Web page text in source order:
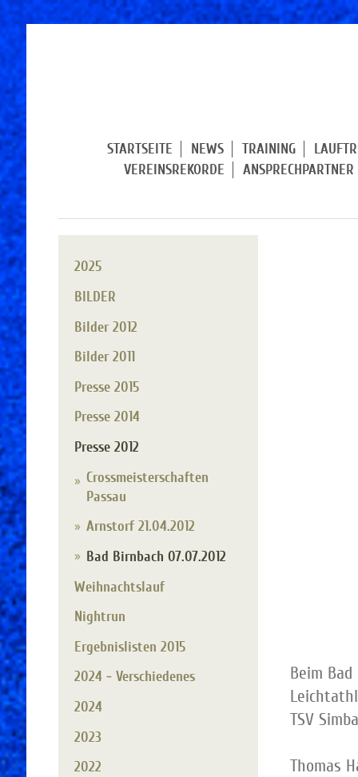
STARTSEITE NEWS TRAINING
VEREINSREKORDE
ANSPRECHPARTNER
Beim
TSV
Thomas
2025
BILDER
Bilder 2012
Bilder 2011
Presse 2015
Presse 2014
Presse 2012
Crossmeisterschaften
Passau
Arnstorf 21.04.2012
Bad Birnbach 07.07.2012
Weihnachtslauf
Nightrun
Ergebnislisten 2015
2024 - Verschiedenes
2024
2023
2022